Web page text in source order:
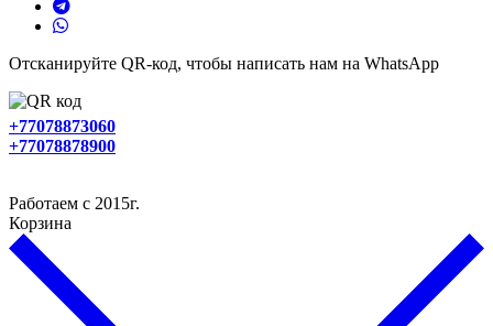
Отсканируйте QR-код, чтобы написать нам на WhatsApp
+77078873060
+77078878900
Работаем с 2015г.
Корзина